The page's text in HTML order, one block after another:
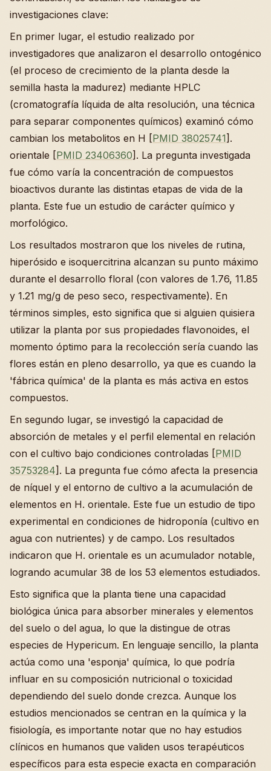
investigaciones clave:
En primer lugar, el estudio realizado por
investigadores que analizaron el desarrollo ontogénico
(el proceso de crecimiento de la planta desde la
semilla hasta la madurez) mediante HPLC
(cromatografía líquida de alta resolución, una técnica
para separar componentes químicos) examinó cómo
cambian los metabolitos en H [PMID 38025741].
orientale [PMID 23406360]. La pregunta investigada
fue cómo varía la concentración de compuestos
bioactivos durante las distintas etapas de vida de la
planta. Este fue un estudio de carácter químico y
morfológico.
Los resultados mostraron que los niveles de rutina,
hiperósido e isoquercitrina alcanzan su punto máximo
durante el desarrollo floral (con valores de 1.76, 11.85
y 1.21 mg/g de peso seco, respectivamente). En
términos simples, esto significa que si alguien quisiera
utilizar la planta por sus propiedades flavonoides, el
momento óptimo para la recolección sería cuando las
flores están en pleno desarrollo, ya que es cuando la
'fábrica química' de la planta es más activa en estos
compuestos.
En segundo lugar, se investigó la capacidad de
absorción de metales y el perfil elemental en relación
con el cultivo bajo condiciones controladas [PMID
35753284]. La pregunta fue cómo afecta la presencia
de níquel y el entorno de cultivo a la acumulación de
elementos en H. orientale. Este fue un estudio de tipo
experimental en condiciones de hidroponía (cultivo en
agua con nutrientes) y de campo. Los resultados
indicaron que H. orientale es un acumulador notable,
logrando acumular 38 de los 53 elementos estudiados.
Esto significa que la planta tiene una capacidad
biológica única para absorber minerales y elementos
del suelo o del agua, lo que la distingue de otras
especies de Hypericum. En lenguaje sencillo, la planta
actúa como una 'esponja' química, lo que podría
influar en su composición nutricional o toxicidad
dependiendo del suelo donde crezca. Aunque los
estudios mencionados se centran en la química y la
fisiología, es importante notar que no hay estudios
clínicos en humanos que validen usos terapéuticos
específicos para esta especie exacta en comparación